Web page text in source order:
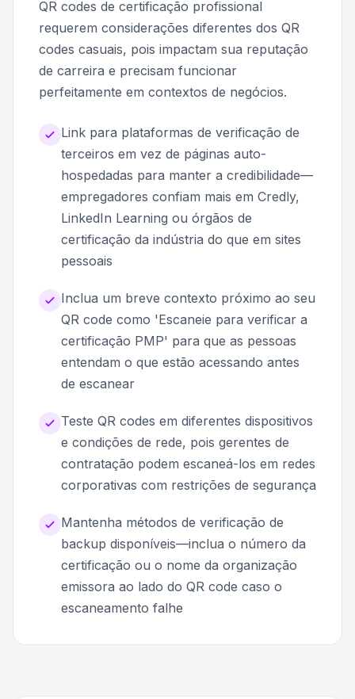
QR codes de certificação profissional
requerem considerações diferentes dos QR
codes casuais, pois impactam sua reputação
de carreira e precisam funcionar
perfeitamente em contextos de negócios.
Link para plataformas de verificação de
terceiros em vez de páginas auto-
hospedadas para manter a credibilidade—
empregadores confiam mais em Credly,
LinkedIn Learning ou órgãos de
certificação da indústria do que em sites
pessoais
Inclua um breve contexto próximo ao seu
QR code como 'Escaneie para verificar a
certificação PMP' para que as pessoas
entendam o que estão acessando antes
de escanear
Teste QR codes em diferentes dispositivos
e condições de rede, pois gerentes de
contratação podem escaneá-los em redes
corporativas com restrições de segurança
Mantenha métodos de verificação de
backup disponíveis—inclua o número da
certificação ou o nome da organização
emissora ao lado do QR code caso o
escaneamento falhe